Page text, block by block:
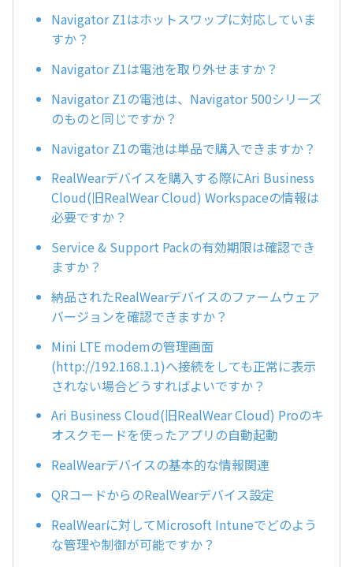
Navigator Z1はホットスワップに対応していま
すか？
Navigator Z1は電池を取り外せますか？
Navigator Z1の電池は、Navigator 500シリーズ
のものと同じですか？
Navigator Z1の電池は単品で購入できますか？
RealWearデバイスを購入する際にAri Business
Cloud(旧RealWear Cloud) Workspaceの情報は
必要ですか？
Service & Support Packの有効期限は確認でき
ますか？
納品されたRealWearデバイスのファームウェア
バージョンを確認できますか？
Mini LTE modemの管理画面
(http://192.168.1.1)へ接続をしても正常に表示
されない場合どうすればよいですか？
Ari Business Cloud(旧RealWear Cloud) Proのキ
オスクモードを使ったアプリの自動起動
RealWearデバイスの基本的な情報関連
QRコードからのRealWearデバイス設定
RealWearに対してMicrosoft Intuneでどのよう
な管理や制御が可能ですか？